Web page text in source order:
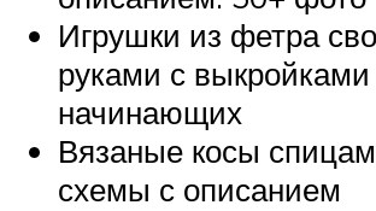
Игрушки из фетра
руками с
начинающих
Вязаные косы
схемы с описанием